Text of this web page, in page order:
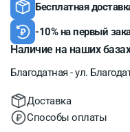
Бесплатная
-10% на первый
Наличие на наших базах
Благодатная - ул.
Доставка
Способы оплаты